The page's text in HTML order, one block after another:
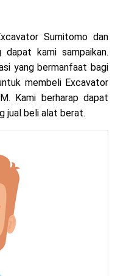
Sumitomo dan
kami sampaikan.
yang bermanfaat bagi
membeli Excavator
Kami berharap dapat
jual beli alat berat.